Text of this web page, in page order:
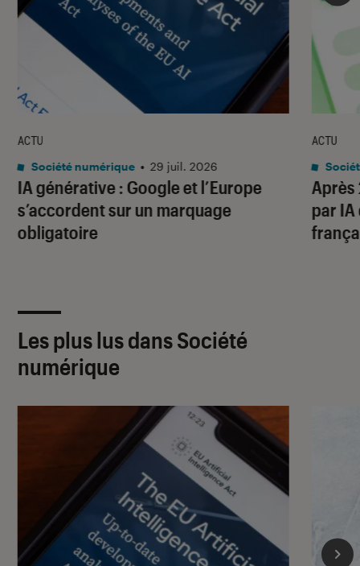
IA générative : Google et l’Europe
s’accordent sur un marquage
obligatoire
ACTU
Société numérique • 29 juil. 2026
Après
par
ACTU
Les plus lus dans Société
numérique